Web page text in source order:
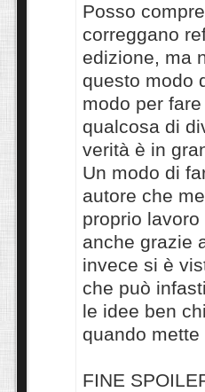
Posso
correggano
edizione, ma
questo modo
modo per
qualcosa di
verità è in
Un modo di
autore che
proprio
anche grazie
invece si è
che può
le idee ben
quando
FINE